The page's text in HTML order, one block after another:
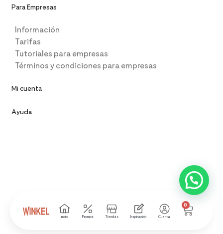
Inicio Promos Tiendas Inspiración Cuenta
0
Para Empresas
Información
Tarifas
Tutoriales para empresas
Términos y condiciones para empresas
Mi cuenta
Ayuda